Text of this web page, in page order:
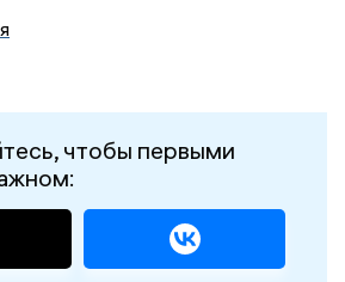
чтобы первыми